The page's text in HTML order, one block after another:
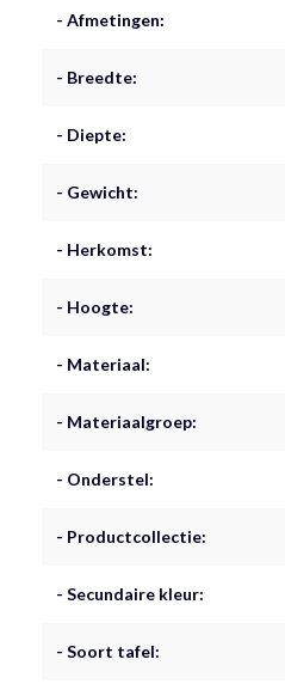
- Afmetingen:
- Breedte:
- Diepte:
- Gewicht:
- Herkomst:
- Hoogte:
- Materiaal:
- Materiaalgroep:
- Onderstel:
- Productcollectie:
- Secundaire kleur:
- Soort tafel: